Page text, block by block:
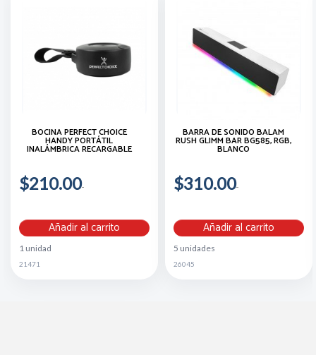
BOCINA PERFECT CHOICE
HANDY PORTÁTIL
INALÁMBRICA RECARGABLE
$210.00
Añadir al carrito
1 unidad
21471
BARRA DE SONIDO BALAM
RUSH GLIMM BAR BG585, RGB,
BLANCO
$310.00
Añadir al carrito
5 unidades
26045